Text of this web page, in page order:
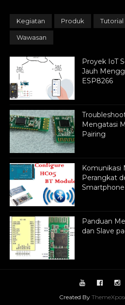
Kegiatan Produk Tutorial
Wawasan
Proyek IoT
Jauh
ESP8266
Mengatasi
Pairing
Komunikasi
Perangkat
Smartphone
Panduan
dan Slave
Created By